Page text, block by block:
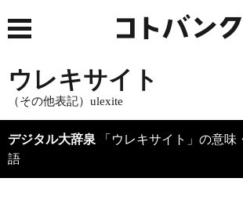
ウレキサイト
（その他表記）ulexite
デジタル大辞泉
語